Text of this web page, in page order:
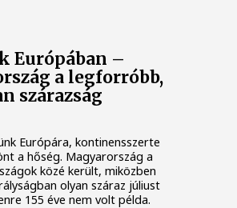
Európában –
a legforróbb,
szárazság
Európára, kontinensszerte
a hőség. Magyarország a
közé került, miközben
olyan száraz júliust
155 éve nem volt példa.